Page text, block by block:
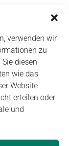
verwenden wir
zu
diesen
wie das
Website
erteilen oder
und